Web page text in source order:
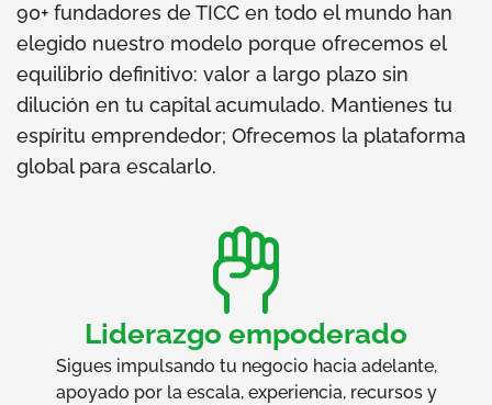
90+ fundadores de TICC en todo el mundo han
elegido nuestro modelo porque ofrecemos el
equilibrio definitivo: valor a largo plazo sin
dilución en tu capital acumulado. Mantienes tu
espíritu emprendedor; Ofrecemos la plataforma
global para escalarlo.
Liderazgo empoderado
Sigues impulsando tu negocio hacia adelante,
apoyado por la escala, experiencia, recursos y